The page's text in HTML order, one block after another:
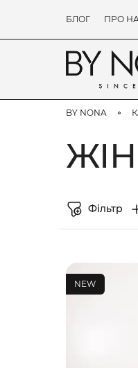
БЛОГ ПРО
BY NONA
Фільтр
NEW